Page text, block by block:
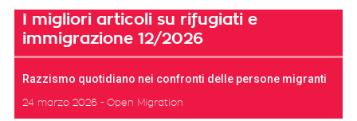
I migliori articoli su rifugiati e
immigrazione 12/2026
Razzismo quotidiano nei confronti delle persone migranti
24 marzo 2026 Open Migration